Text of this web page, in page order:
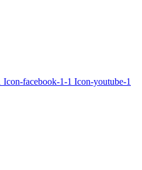
Icon-facebook-1-1 Icon-youtube-1